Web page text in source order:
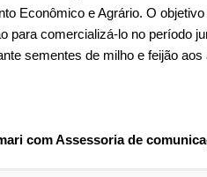
Econômico e Agrário. O
para comercializá-lo no período
sementes de milho e feijão
com Assessoria de